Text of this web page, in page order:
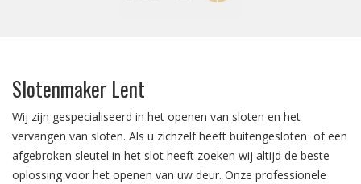
Slotenmaker Lent
Wij zijn gespecialiseerd in het openen van sloten en het
vervangen van sloten. Als u zichzelf heeft buitengesloten of een
afgebroken sleutel in het slot heeft zoeken wij altijd de beste
oplossing voor het openen van uw deur. Onze professionele